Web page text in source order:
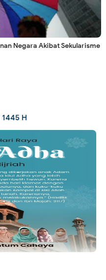
Negara Akibat Sekularisme
H